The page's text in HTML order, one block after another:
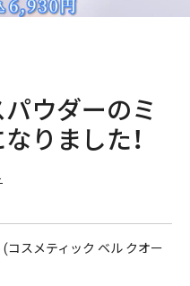
ウダーのミ
りました！
コスメティック ベル クオー